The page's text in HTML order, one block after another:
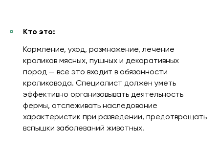
Кто это:
Кормление, уход, размножение, лечение
кроликов мясных, пушных и декоративных
пород — все это входит в обязанности
кроликовода. Специалист должен уметь
эффективно организовывать деятельность
фермы, отслеживать наследование
характеристик при разведении, предотвращать
вспышки заболеваний животных.